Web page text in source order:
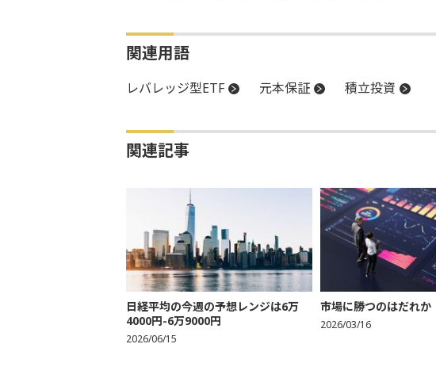
関連用語
レバレッジ型ETF 元本保証 積立投資
関連記事
日経平均の今週の予想レンジは6万
4000円-6万9000円
2026/06/15
市場に勝つのはだれか
2026/03/16